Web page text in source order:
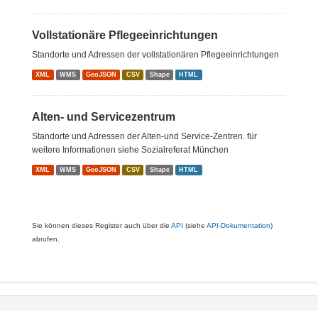
Vollstationäre Pflegeeinrichtungen
Standorte und Adressen der vollstationären Pflegeeinrichtungen
XML WMS GeoJSON CSV Shape HTML
Alten- und Servicezentrum
Standorte und Adressen der Alten-und Service-Zentren. für
weitere Informationen siehe Sozialreferat München
XML WMS GeoJSON CSV Shape HTML
Sie können dieses Register auch über die API (siehe API-Dokumentation)
abrufen.